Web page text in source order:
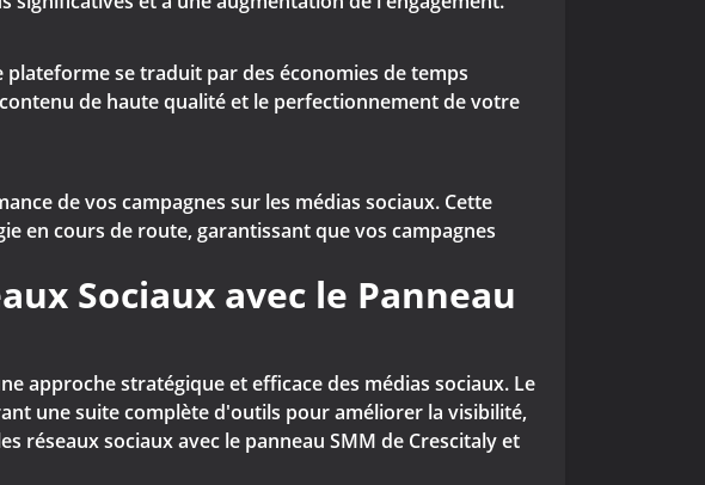
se traduit par des économies de temps
de haute qualité et le perfectionnement de votre
de vos campagnes sur les médias sociaux. Cette
en cours de route, garantissant que vos campagnes
Sociaux avec le Panneau
approche stratégique et efficace des médias sociaux. Le
une suite complète d'outils pour améliorer la visibilité,
réseaux sociaux avec le panneau SMM de Crescitaly et